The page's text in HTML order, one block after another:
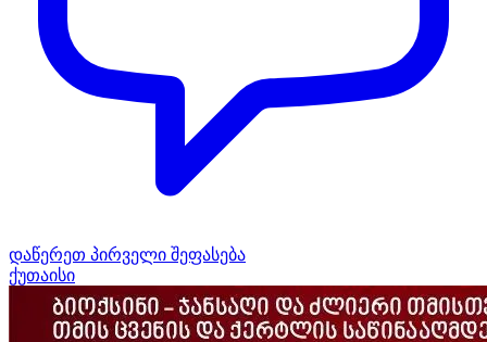
დაწერეთ პირველი შეფასება
ქუთაისი